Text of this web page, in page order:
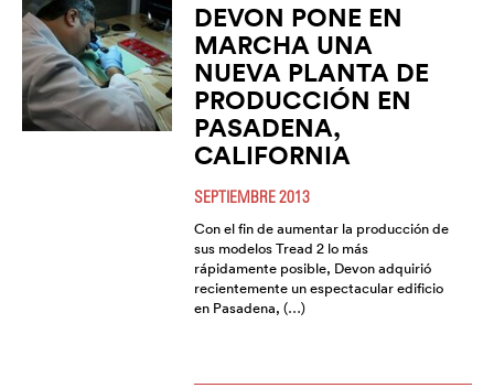
DEVON PONE EN
MARCHA UNA
NUEVA PLANTA DE
PRODUCCIÓN EN
PASADENA,
CALIFORNIA
SEPTIEMBRE 2013
Con el fin de aumentar la producción de
sus modelos Tread 2 lo más
rápidamente posible, Devon adquirió
recientemente un espectacular edificio
en Pasadena, (…)